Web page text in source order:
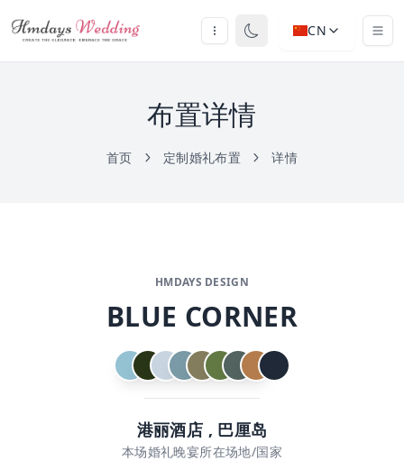
CN
布置详情
首页 定制婚礼布置 详情
HMDAYS DESIGN
BLUE CORNER
港丽酒店 , 巴厘岛
本场婚礼晚宴所在场地/国家